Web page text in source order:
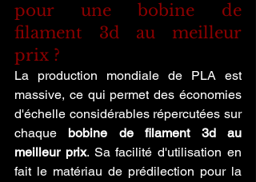
pour une bobine de
filament 3d au meilleur
prix ?
La production mondiale de PLA est
massive, ce qui permet des économies
d'échelle considérables répercutées sur
chaque bobine de filament 3d au
meilleur prix. Sa facilité d'utilisation en